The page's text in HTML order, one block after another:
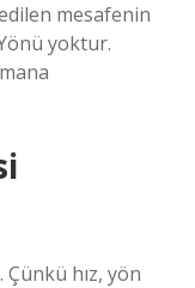
mesafenin
yoktur.
Çünkü hız, yön